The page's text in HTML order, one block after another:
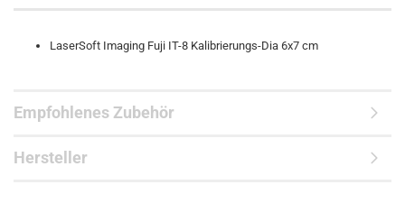
LaserSoft Imaging Fuji IT-8 Kalibrierungs-Dia 6x7 cm
Empfohlenes Zubehör
Hersteller